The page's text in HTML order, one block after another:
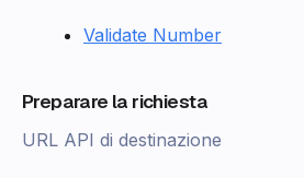
Validate Number
Preparare la richiesta
URL API di destinazione